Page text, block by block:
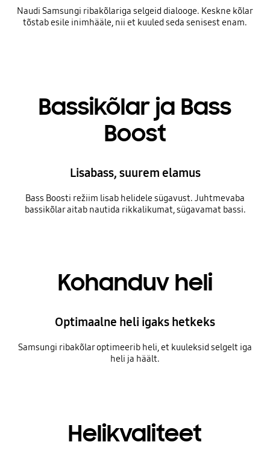
Naudi Samsungi ribakõlariga selgeid dialooge. Keskne kõlar
tõstab esile inimhääle, nii et kuuled seda senisest enam.
Bassikõlar ja Bass
Boost
Lisabass, suurem elamus
Bass Boosti režiim lisab helidele sügavust. Juhtmevaba
bassikõlar aitab nautida rikkalikumat, sügavamat bassi.
Kohanduv heli
Optimaalne heli igaks hetkeks
Samsungi ribakõlar optimeerib heli, et kuuleksid selgelt iga
heli ja häält.
Helikvaliteet